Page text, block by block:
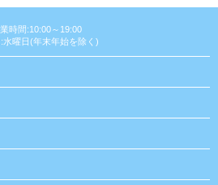
時間:10:00～19:00
水曜日(年末年始を除く)